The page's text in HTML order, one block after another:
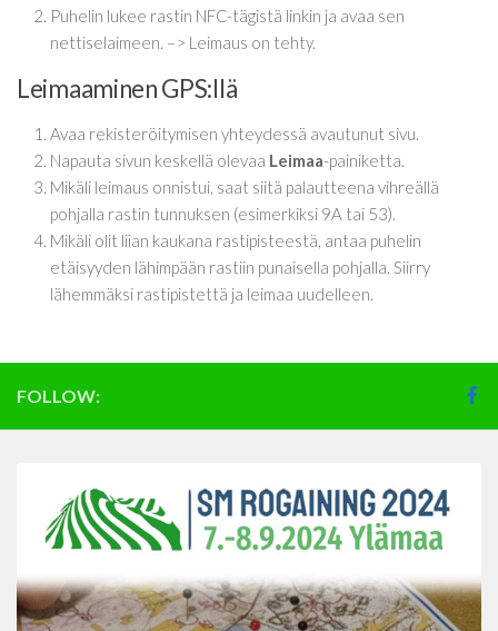
Puhelin lukee rastin NFC-tägistä linkin ja avaa sen
nettiselaimeen. –> Leimaus on tehty.
Leimaaminen GPS:llä
Avaa rekisteröitymisen yhteydessä avautunut sivu.
Napauta sivun keskellä olevaa Leimaa-painiketta.
Mikäli leimaus onnistui, saat siitä palautteena vihreällä
pohjalla rastin tunnuksen (esimerkiksi 9A tai 53).
Mikäli olit liian kaukana rastipisteestä, antaa puhelin
etäisyyden lähimpään rastiin punaisella pohjalla. Siirry
lähemmäksi rastipistettä ja leimaa uudelleen.
FOLLOW: